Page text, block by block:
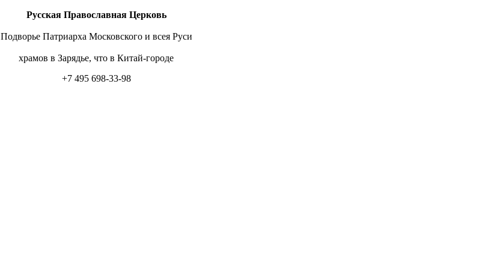
Русская Православная Церковь
Подворье Патриарха Московского и всея Руси
храмов в Зарядье, что в Китай-городе
+7 495 698-33-98